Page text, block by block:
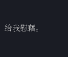
我慰藉。